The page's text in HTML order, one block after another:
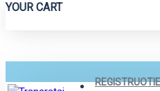
YOUR CART